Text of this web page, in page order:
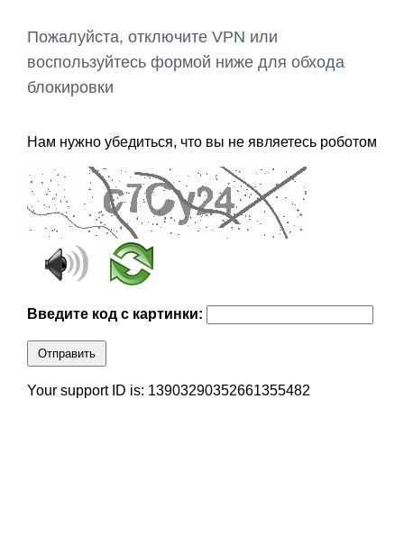
Пожалуйста, отключите VPN или
воспользуйтесь формой ниже для обхода
блокировки
Нам нужно убедиться, что вы не являетесь роботом
Введите код с картинки:
Отправить
Your support ID is: 13903290352661355482